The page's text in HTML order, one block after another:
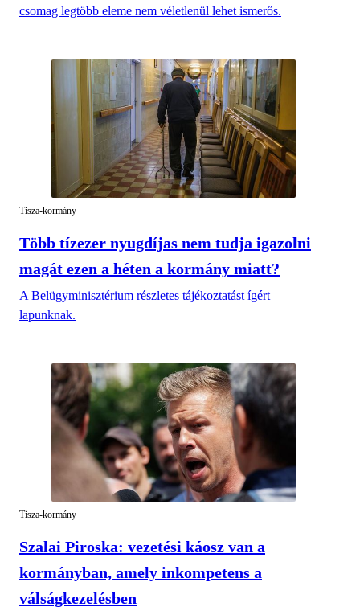
csomag legtöbb eleme nem véletlenül lehet ismerős.
Tisza-kormány
Több tízezer nyugdíjas nem tudja igazolni
magát ezen a héten a kormány miatt?
A Belügyminisztérium részletes tájékoztatást ígért
lapunknak.
Tisza-kormány
Szalai Piroska: vezetési káosz van a
kormányban, amely inkompetens a
válságkezelésben